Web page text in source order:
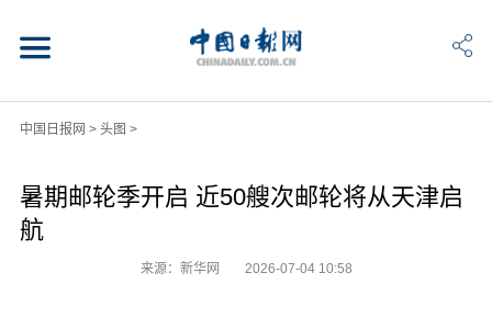
中国日报网 > 头图 >
暑期邮轮季开启 近50艘次邮轮将从天津启
航
来源：新华网 2026-07-04 10:58